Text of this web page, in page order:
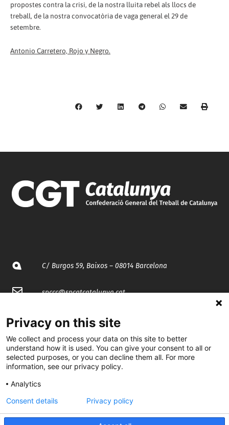
propostes contra la crisi, de la nostra lluita rebel als llocs de
treball, de la nostra convocatòria de vaga general el 29 de
setembre.
Antonio Carretero, Rojo y Negro.
C/ Burgos 59, Baixos – 08014 Barcelona
spccc@spcgtcatalunya.cat
@CGTCatalunya
cgtcatalunya
CGTCatalunya
Privacy on this site
We collect and process your data on this site to better
understand how it is used. You can give your consent to all or
selected purposes, or you can decline them all. For more
information, see our privacy policy.
Analytics
Consent details Privacy policy